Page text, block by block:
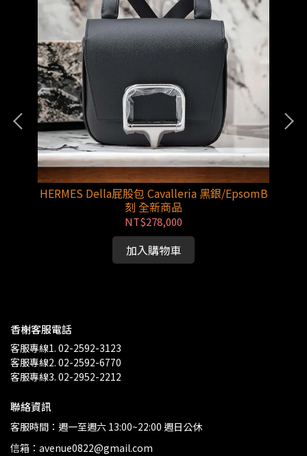
HERMES Della屁股包 Cavalleria 黑銀/EpsomB
刻 全新商品
NT$278,000
加入購物車
香榭客服電話
客服專線1. 02-2592-3123
客服專線2. 02-2592-6770
客服專線3. 02-2952-2212
聯絡資訊
客服時間：週一至週六 13:00~22:00 週日公休
信箱：avenue0822@gmail.com